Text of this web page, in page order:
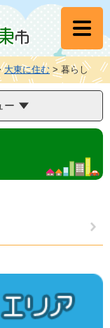
大東に住む > 暮らし
ー